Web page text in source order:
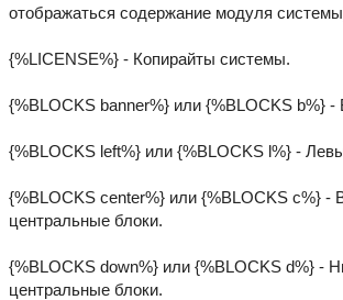
отображаться содержание модуля
{%LICENSE%} - Копирайты системы.
{%BLOCKS banner%} или {%BLOCKS b%} -
{%BLOCKS left%} или {%BLOCKS l%} -
{%BLOCKS center%} или {%BLOCKS c%} -
центральные блоки.
{%BLOCKS down%} или {%BLOCKS d%} -
центральные блоки.